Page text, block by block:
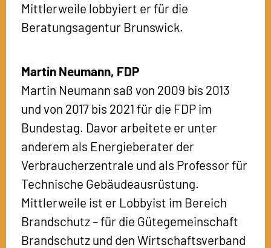
Mittlerweile lobbyiert er für die
Beratungsagentur Brunswick.
Martin Neumann, FDP
Martin Neumann saß von 2009 bis 2013
und von 2017 bis 2021 für die FDP im
Bundestag. Davor arbeitete er unter
anderem als Energieberater der
Verbraucherzentrale und als Professor für
Technische Gebäudeausrüstung.
Mittlerweile ist er Lobbyist im Bereich
Brandschutz – für die Gütegemeinschaft
Brandschutz und den Wirtschaftsverband